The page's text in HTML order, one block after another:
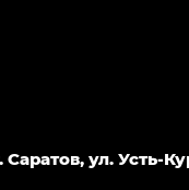
(HYPTEC HT) в
Джи
Саратов, ул. Усть-